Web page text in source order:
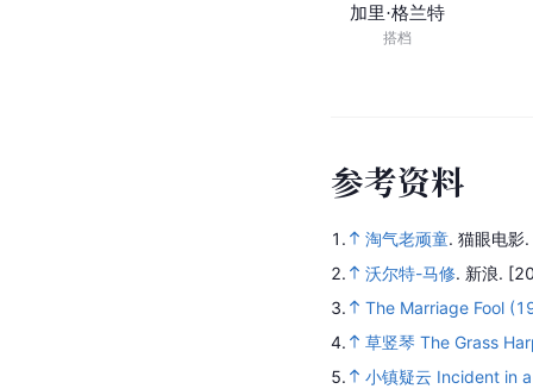
加里·格兰特
搭档
参考资料
1. 淘气老顽童. 猫眼电影.
2.
沃尔特-马修. 新浪.
3.
The Marriage Fool
4.
草竖琴 The Grass
5.
小镇疑云 Incident in